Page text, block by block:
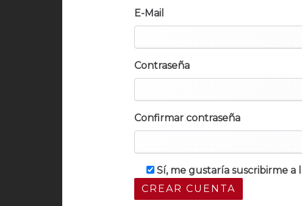
E-Mail
Contraseña
Confirmar contraseña
Sí, me gustaría suscribirme a
CREAR CUENTA